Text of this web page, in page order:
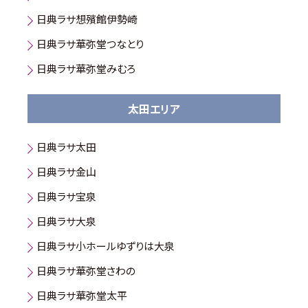
日典ラサ想殯館伊勢崎
日典ラサ華弥堂つなとり
日典ラサ華弥堂みむろ
太田エリア
日典ラサ太田
日典ラサ金山
日典ラサ宝泉
日典ラサ大泉
日典ラサ小ホールゆずりは大泉
日典ラサ華弥堂さわの
日典ラサ華弥堂太平